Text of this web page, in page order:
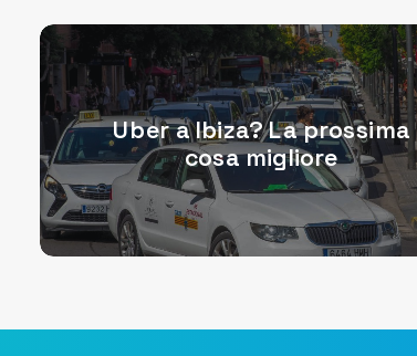
Uber a Ibiza? La prossima
cosa migliore